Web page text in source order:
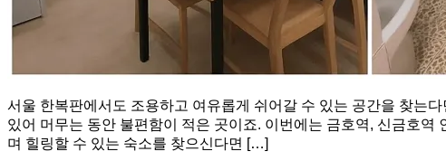
서울 한복판에서도 조용하고 여유롭게 쉬어갈 수 있는 공간을 찾는
있어 머무는 동안 불편함이 적은 곳이죠. 이번에는 금호역, 신금호
며 힐링할 수 있는 숙소를 찾으신다면 […]